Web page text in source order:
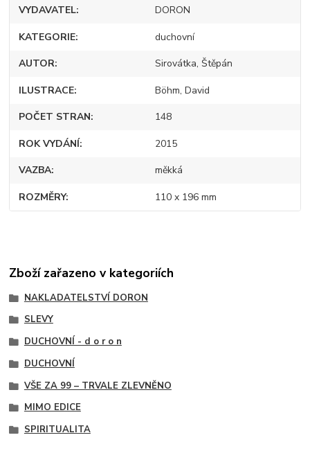
VYDAVATEL DORON
KATEGORIE duchovní
AUTOR Sirovátka, Štěpán
ILUSTRACE Böhm, David
POČET STRAN 148
ROK VYDÁNÍ 2015
VAZBA měkká
ROZMĚRY 110 x 196 mm
Zboží zařazeno v kategoriích
NAKLADATELSTVÍ DORON
SLEVY
DUCHOVNÍ - d o r o n
DUCHOVNÍ
VŠE ZA 99 – TRVALE ZLEVNĚNO
MIMO EDICE
SPIRITUALITA